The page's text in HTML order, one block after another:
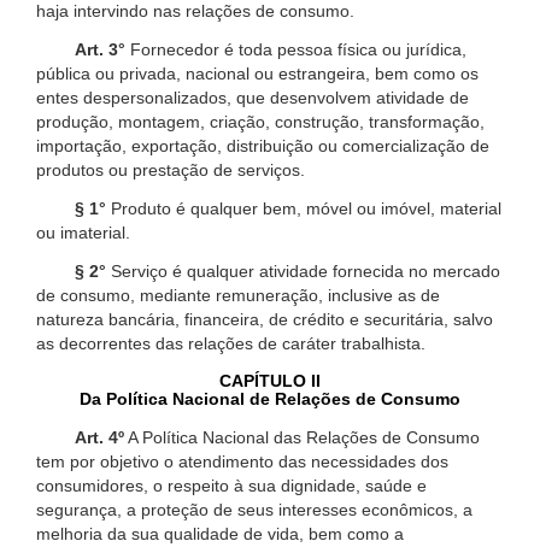
haja intervindo nas relações de consumo.
Art. 3° Fornecedor é toda pessoa física ou jurídica,
pública ou privada, nacional ou estrangeira, bem como os
entes despersonalizados, que desenvolvem atividade de
produção, montagem, criação, construção, transformação,
importação, exportação, distribuição ou comercialização de
produtos ou prestação de serviços.
§ 1° Produto é qualquer bem, móvel ou imóvel, material
ou imaterial.
§ 2° Serviço é qualquer atividade fornecida no mercado
de consumo, mediante remuneração, inclusive as de
natureza bancária, financeira, de crédito e securitária, salvo
as decorrentes das relações de caráter trabalhista.
CAPÍTULO II
Da Política Nacional de Relações de Consumo
Art. 4ºA Política Nacional das Relações de Consumo
tem por objetivo o atendimento das necessidades dos
consumidores, o respeito à sua dignidade, saúde e
segurança, a proteção de seus interesses econômicos, a
melhoria da sua qualidade de vida, bem como a